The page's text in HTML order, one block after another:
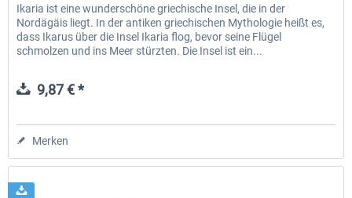
Ikaria ist eine wunderschöne griechische Insel, die in der
Nordägäis liegt. In der antiken griechischen Mythologie heißt es,
dass Ikarus über die Insel Ikaria flog, bevor seine Flügel
schmolzen und ins Meer stürzten. Die Insel ist ein...
9,87 € *
Merken